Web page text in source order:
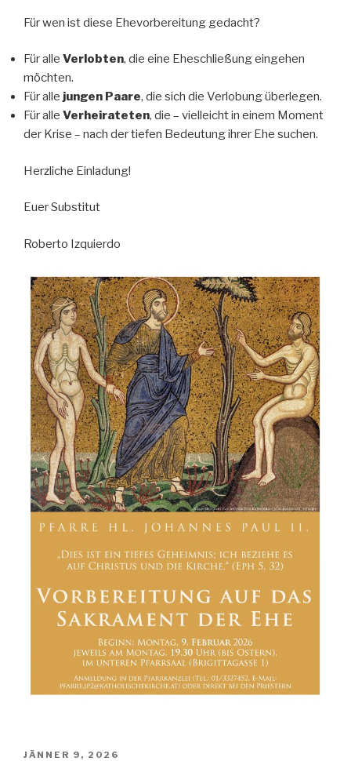
Für wen ist diese Ehevorbereitung gedacht?
Für alle Verlobten, die eine Eheschließung eingehen
möchten.
Für alle jungen Paare, die sich die Verlobung überlegen.
Für alle Verheirateten, die – vielleicht in einem Moment
der Krise – nach der tiefen Bedeutung ihrer Ehe suchen.
Herzliche Einladung!
Euer Substitut
Roberto Izquierdo
POSTED
JÄNNER 9, 2026